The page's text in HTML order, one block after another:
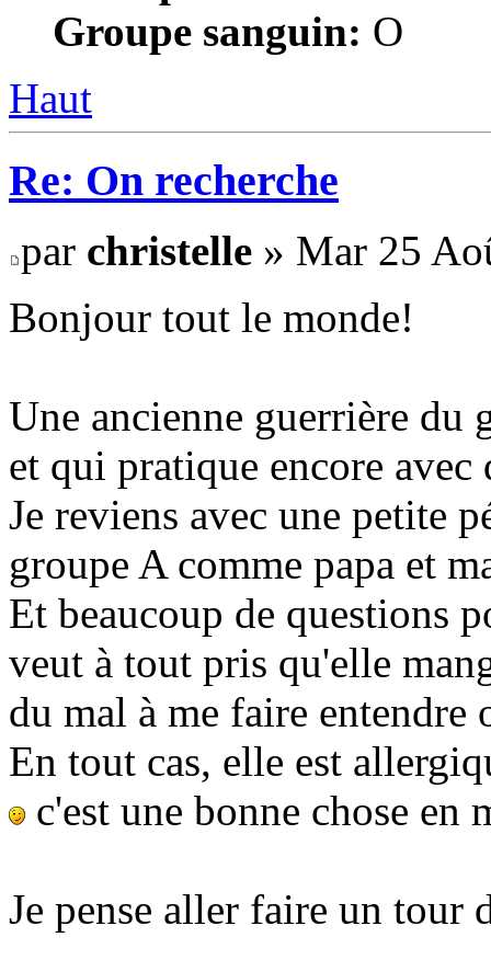
Groupe sanguin: O
Haut
Re: On recherche
par christelle » Mar 25
Bonjour tout le monde!
Une ancienne guerrière du
et qui pratique encore avec
Je reviens avec une petite
groupe A comme papa et
Et beaucoup de questions
veut à tout pris qu'elle
du mal à me faire entendre
En tout cas, elle est
c'est une bonne chose en
Je pense aller faire un tour